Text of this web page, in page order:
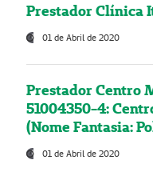
Prestador Clínica
01 de Abril de 2020
Prestador Centro
51004350-4:
(Nome Fantasia:
01 de Abril de 2020